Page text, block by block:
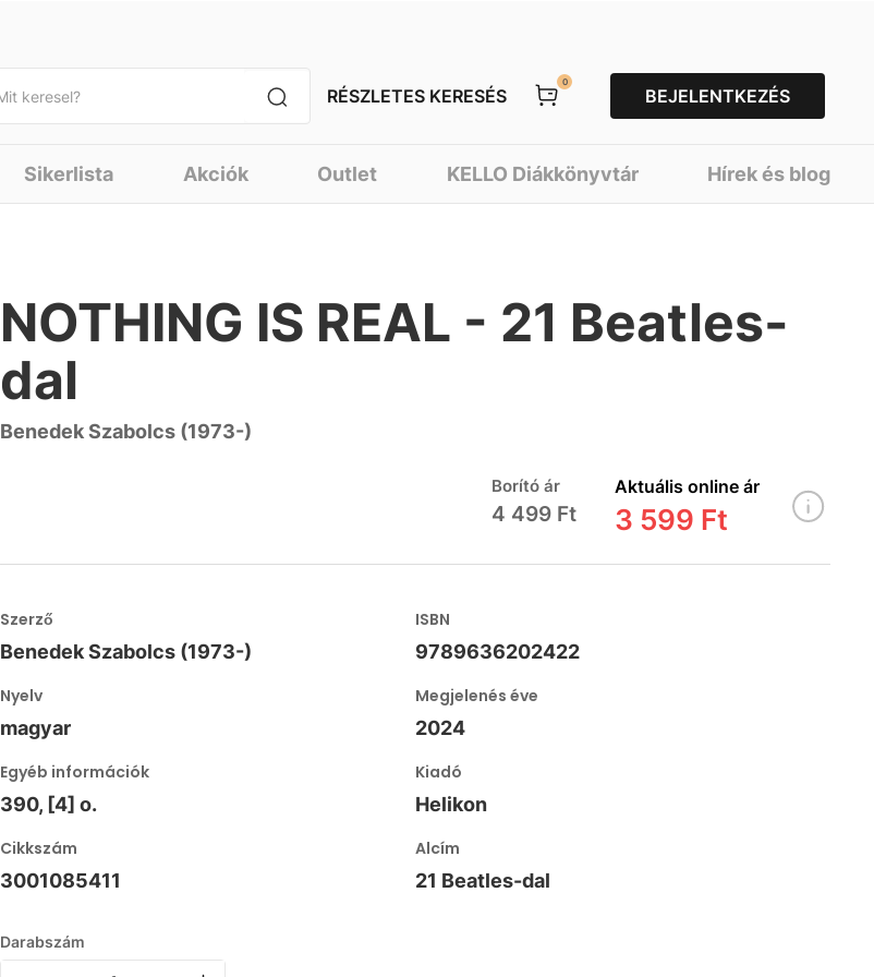
RÉSZLETES KERESÉS
0
BEJELENTKEZÉS
Sikerlista Akciók Outlet KELLO Diákkönyvtár Hírek és blog
NOTHING IS REAL - 21 Beatles-
dal
Benedek Szabolcs (1973-)
Borító ár
4 499 Ft
Aktuális online ár
3 599 Ft
Szerző
Benedek Szabolcs (1973-)
ISBN
9789636202422
Nyelv
magyar
Megjelenés éve
2024
Egyéb információk
390, [4] o.
Kiadó
Helikon
Cikkszám
3001085411
Alcím
21 Beatles-dal
Darabszám